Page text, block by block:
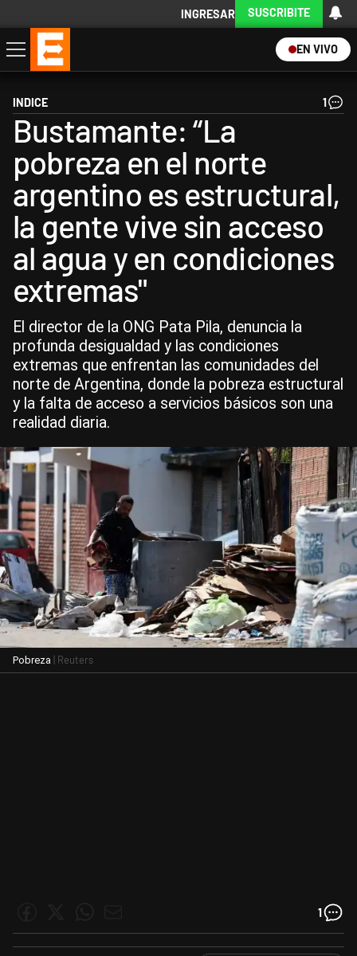
INGRESAR SUSCRIBITE
EN VIVO
Economía
Política
Internacional
Actualidad
Descargá la App
INDICE 1
Bustamante: “La
pobreza en el norte
argentino es estructural,
la gente vive sin acceso
al agua y en condiciones
extremas"
El director de la ONG Pata Pila, denuncia la
profunda desigualdad y las condiciones
extremas que enfrentan las comunidades del
norte de Argentina, donde la pobreza estructural
y la falta de acceso a servicios básicos son una
realidad diaria.
Pobreza | Reuters
1